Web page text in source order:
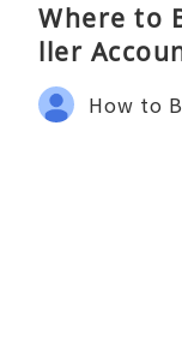
Where to
ller
How to